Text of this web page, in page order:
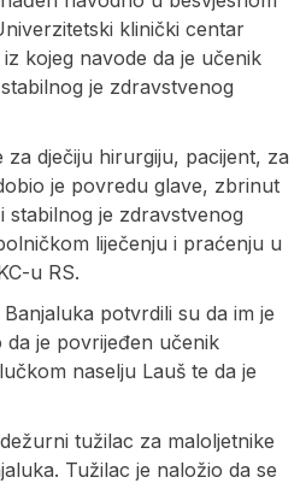
klinički centar
kojeg navode da je učenik
je zdravstvenog
za dječiju hirurgiju, pacijent, za
je povredu glave, zbrinut
stabilnog je zdravstvenog
liječenju i praćenju u
u RS.
potvrdili su da im je
je povrijeđen učenik
naselju Lauš te da je
tužilac za maloljetnike
Tužilac je naložio da se